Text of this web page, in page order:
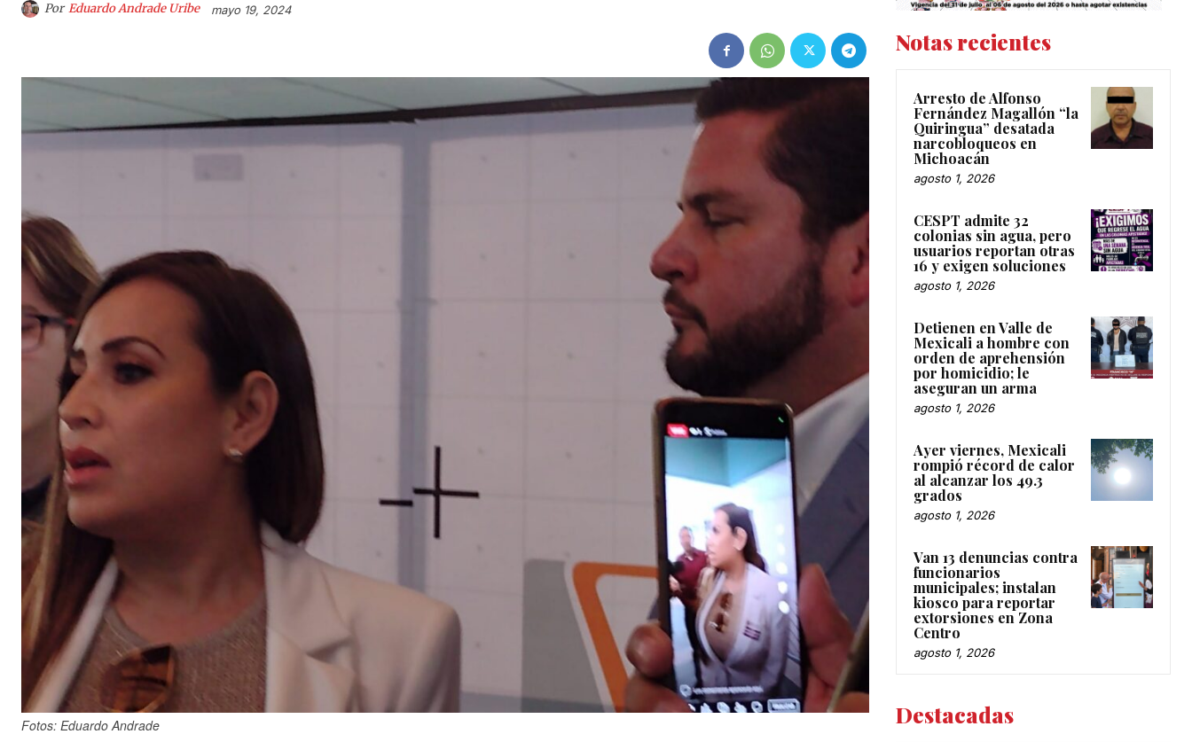
Por Eduardo Andrade Uribe mayo 19, 2024
Fotos: Eduardo Andrade
Notas recientes
Arresto de Alfonso
Fernández Magallón “la
Quiringua” desatada
narcobloqueos en
Michoacán
agosto 1, 2026
CESPT admite 32
colonias sin agua, pero
usuarios reportan otras
16 y exigen soluciones
agosto 1, 2026
Detienen en Valle de
Mexicali a hombre con
orden de aprehensión
por homicidio; le
aseguran un arma
agosto 1, 2026
Ayer viernes, Mexicali
rompió récord de calor
al alcanzar los 49.3
grados
agosto 1, 2026
Van 13 denuncias contra
funcionarios
municipales; instalan
kiosco para reportar
extorsiones en Zona
Centro
agosto 1, 2026
Destacadas